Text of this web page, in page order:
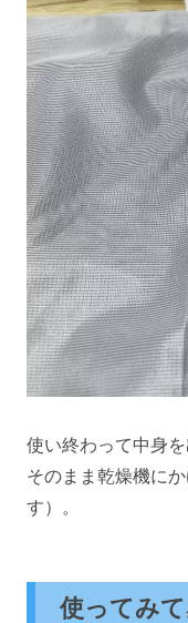
使い終わって中身
そのまま乾燥機に
す）。
使ってみ